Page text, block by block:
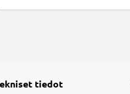
tiedot